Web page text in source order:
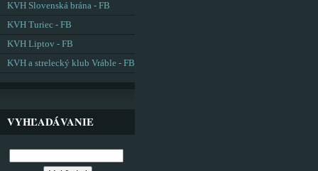
KVH Slovenská brána - FB
KVH Turiec - FB
KVH Liptov - FB
KVH a strelecký klub Vráble - FB
VYHĽADÁVANIE